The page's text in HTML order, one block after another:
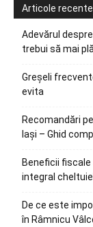
Articole recente
Adevărul
trebui să mai
Greșeli
evita
Recomandări
Iași – Ghid
Beneficii
integral
De ce este
în Râmnicu